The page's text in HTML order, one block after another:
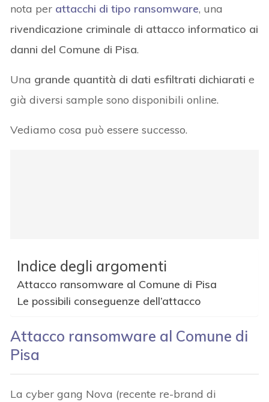
nota per attacchi di tipo ransomware, una
rivendicazione criminale di attacco informatico ai
danni del Comune di Pisa.
Una grande quantità di dati esfiltrati dichiarati e
già diversi sample sono disponibili online.
Vediamo cosa può essere successo.
Indice degli argomenti
Attacco ransomware al Comune di Pisa
Le possibili conseguenze dell’attacco
Attacco ransomware al Comune di
Pisa
La cyber gang Nova (recente re-brand di